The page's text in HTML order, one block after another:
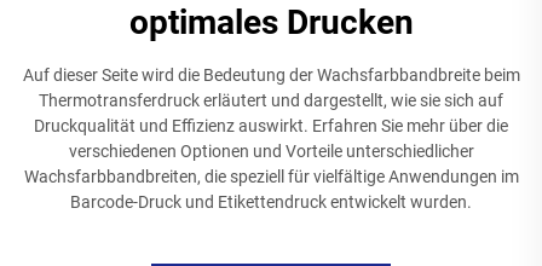
optimales Drucken
Auf dieser Seite wird die Bedeutung der Wachsfarbbandbreite beim
Thermotransferdruck erläutert und dargestellt, wie sie sich auf
Druckqualität und Effizienz auswirkt. Erfahren Sie mehr über die
verschiedenen Optionen und Vorteile unterschiedlicher
Wachsfarbbandbreiten, die speziell für vielfältige Anwendungen im
Barcode-Druck und Etikettendruck entwickelt wurden.